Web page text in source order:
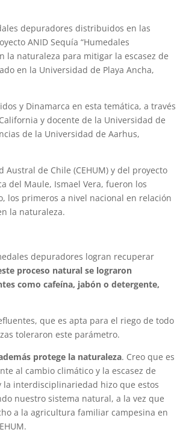
depuradores distribuidos en las
ANID Sequía “Humedales
la naturaleza para mitigar la escasez de
en la Universidad de Playa Ancha,
y Dinamarca en esta temática, a través
y docente de la Universidad de
de la Universidad de Aarhus,
de Chile (CEHUM) y del proyecto
del Maule, Ismael Vera, fueron los
los primeros a nivel nacional en relación
la naturaleza.
depuradores logran recuperar
proceso natural se lograron
como cafeína, jabón o detergente,
que es apta para el riego de todo
toleraron este parámetro.
protege la naturaleza. Creo que es
al cambio climático y la escasez de
interdisciplinariedad hizo que estos
nuestro sistema natural, a la vez que
a la agricultura familiar campesina en